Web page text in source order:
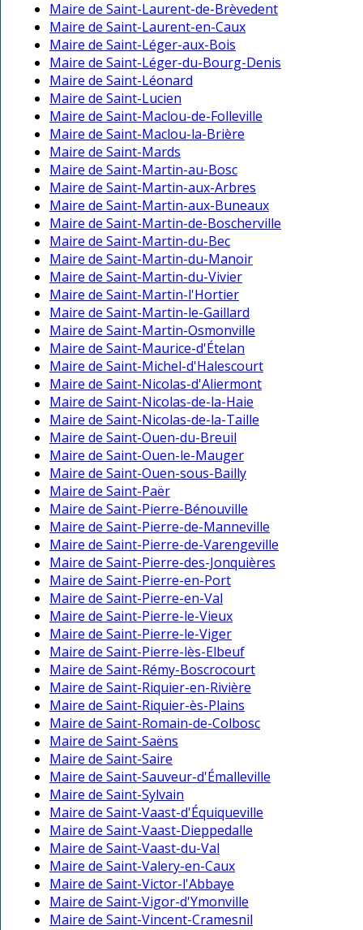
Maire de Saint-Laurent-de-Brèvedent
Maire de Saint-Laurent-en-Caux
Maire de Saint-Léger-aux-Bois
Maire de Saint-Léger-du-Bourg-Denis
Maire de Saint-Léonard
Maire de Saint-Lucien
Maire de Saint-Maclou-de-Folleville
Maire de Saint-Maclou-la-Brière
Maire de Saint-Mards
Maire de Saint-Martin-au-Bosc
Maire de Saint-Martin-aux-Arbres
Maire de Saint-Martin-aux-Buneaux
Maire de Saint-Martin-de-Boscherville
Maire de Saint-Martin-du-Bec
Maire de Saint-Martin-du-Manoir
Maire de Saint-Martin-du-Vivier
Maire de Saint-Martin-l'Hortier
Maire de Saint-Martin-le-Gaillard
Maire de Saint-Martin-Osmonville
Maire de Saint-Maurice-d'Ételan
Maire de Saint-Michel-d'Halescourt
Maire de Saint-Nicolas-d'Aliermont
Maire de Saint-Nicolas-de-la-Haie
Maire de Saint-Nicolas-de-la-Taille
Maire de Saint-Ouen-du-Breuil
Maire de Saint-Ouen-le-Mauger
Maire de Saint-Ouen-sous-Bailly
Maire de Saint-Paër
Maire de Saint-Pierre-Bénouville
Maire de Saint-Pierre-de-Manneville
Maire de Saint-Pierre-de-Varengeville
Maire de Saint-Pierre-des-Jonquières
Maire de Saint-Pierre-en-Port
Maire de Saint-Pierre-en-Val
Maire de Saint-Pierre-le-Vieux
Maire de Saint-Pierre-le-Viger
Maire de Saint-Pierre-lès-Elbeuf
Maire de Saint-Rémy-Boscrocourt
Maire de Saint-Riquier-en-Rivière
Maire de Saint-Riquier-ès-Plains
Maire de Saint-Romain-de-Colbosc
Maire de Saint-Saëns
Maire de Saint-Saire
Maire de Saint-Sauveur-d'Émalleville
Maire de Saint-Sylvain
Maire de Saint-Vaast-d'Équiqueville
Maire de Saint-Vaast-Dieppedalle
Maire de Saint-Vaast-du-Val
Maire de Saint-Valery-en-Caux
Maire de Saint-Victor-l'Abbaye
Maire de Saint-Vigor-d'Ymonville
Maire de Saint-Vincent-Cramesnil